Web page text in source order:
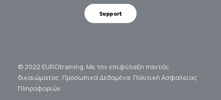
Support
© 2022 EUROtraining. Με την επιφύλαξη παντός
δικαιώματος. Προσωπικά Δεδομένα. Πολιτική Ασφαλείας
Πληροφοριών.